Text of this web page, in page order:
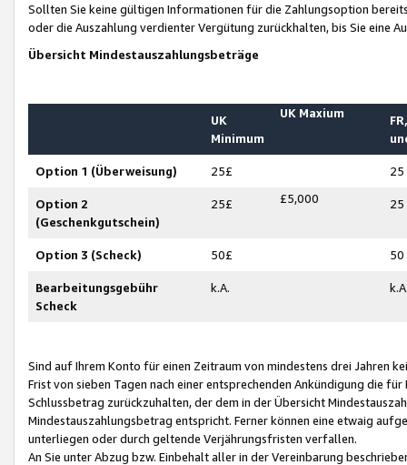
Sollten Sie keine gültigen Informationen für die Zahlungsoption
oder die Auszahlung verdienter Vergütung zurückhalten, bis Sie
Übersicht Mindestauszahlungsbeträge
UK
Minimum
UK Maxium
Option 1 (Überweisung) 25£ 25
Option 2
(Geschenkgutschein)
25£ £5,000 25
Option 3 (Scheck) 50£ 50
Bearbeitungsgebühr
Scheck
k.A.
Sind auf Ihrem Konto für einen Zeitraum von mindestens drei Jahren
Frist von sieben Tagen nach einer entsprechenden Ankündigung die
Schlussbetrag zurückzuhalten, der dem in der Übersicht
Mindestauszahlungsbetrag entspricht. Ferner können eine etwaig
unterliegen oder durch geltende Verjährungsfristen verfallen.
An Sie unter Abzug bzw. Einbehalt aller in der Vereinbarung